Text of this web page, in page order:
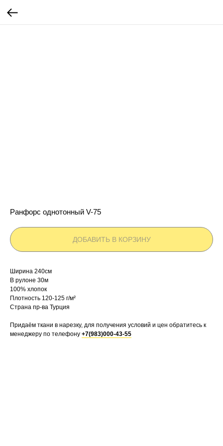
Ранфорс однотонный V-75
ДОБАВИТЬ В КОРЗИНУ
Ширина 240см
В рулоне 30м
100% хлопок
Плотность 120-125 г/м²
Страна пр-ва Турция
Придаём ткани в нарезку, для получения условий и цен обратитесь к
менеджеру по телефону +7(983)000-43-55